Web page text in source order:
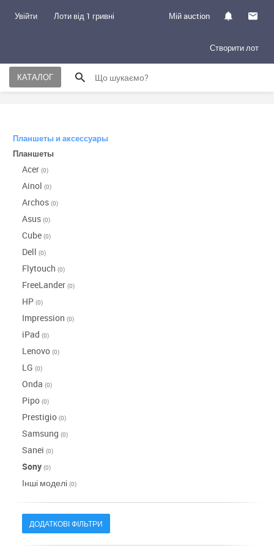
Увійти Лоти від 1 гривні Мій auction
Створити лот
КАТАЛОГ
Планшеты и аксессуары
Планшеты
Acer (0)
Ainol (0)
Archos (0)
Asus (0)
Cube (0)
Dell (0)
Flytouch (0)
FreeLander (0)
HP (0)
Impression (0)
iPad (0)
Lenovo (0)
LG (0)
Onda (0)
Pipo (0)
Prestigio (0)
Samsung (0)
Sanei (0)
Sony (0)
Інші моделі (0)
ДОДАТКОВІ ФІЛЬТРИ